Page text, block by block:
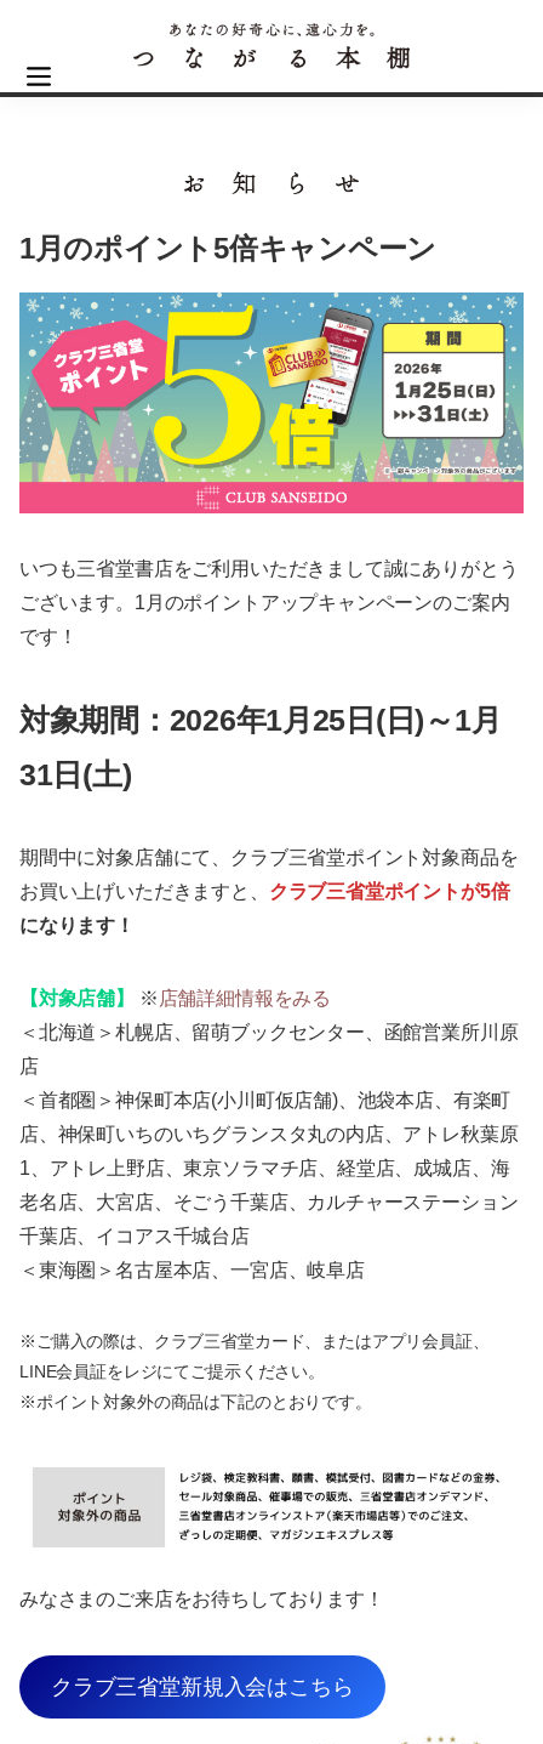
1月のポイント5倍キャンペーン
いつも三省堂書店をご利用いただきまして誠にありがとう
ございます。1月のポイントアップキャンペーンのご案内
です！
対象期間：2026年1月25日(日)～1月
31日(土)
期間中に対象店舗にて、クラブ三省堂ポイント対象商品を
お買い上げいただきますと、 クラブ三省堂ポイントが5倍
になります！
【対象店舗】 ※ 店舗詳細情報をみる
＜北海道＞札幌店、留萌ブックセンター、函館営業所川原
店
＜首都圏＞神保町本店(小川町仮店舗)、池袋本店、有楽町
店、神保町いちのいちグランスタ丸の内店、アトレ秋葉原
1、アトレ上野店、東京ソラマチ店、経堂店、成城店、海
老名店、大宮店、そごう千葉店、カルチャーステーション
千葉店、イコアス千城台店
＜東海圏＞名古屋本店、一宮店、岐阜店
※ご購入の際は、クラブ三省堂カード、またはアプリ会員証、
LINE会員証をレジにてご提示ください。
※ポイント対象外の商品は下記のとおりです。
みなさまのご来店をお待ちしております！
クラブ三省堂新規入会はこちら